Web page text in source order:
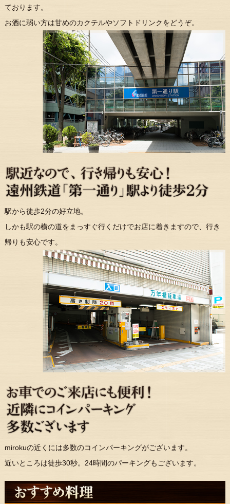
ております。
お酒に弱い方は甘めのカクテルやソフトドリンクをどうぞ。
駅から徒歩2分の好立地。
しかも駅の横の道をまっすぐ行くだけでお店に着きますので、行き
帰りも安心です。
mirokuの近くには多数のコインパーキングがございます。
近いところは徒歩30秒。24時間のパーキングもございます。